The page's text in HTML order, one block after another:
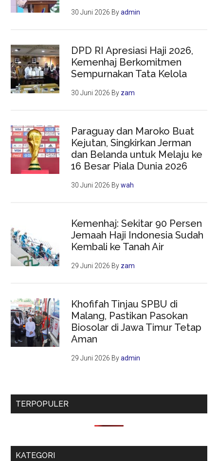
30 Juni 2026 Byadmin
DPD RI Apresiasi Haji 2026,
Kemenhaj Berkomitmen
Sempurnakan Tata Kelola
30 Juni 2026 By zam
Paraguay dan Maroko Buat
Kejutan, Singkirkan Jerman
dan Belanda untuk Melaju ke
16 Besar Piala Dunia 2026
30 Juni 2026 Bywah
Kemenhaj: Sekitar 90 Persen
Jemaah Haji Indonesia Sudah
Kembali ke Tanah Air
29 Juni 2026 By zam
Khofifah Tinjau SPBU di
Malang, Pastikan Pasokan
Biosolar di Jawa Timur Tetap
Aman
29 Juni 2026 Byadmin
TERPOPULER
KATEGORI